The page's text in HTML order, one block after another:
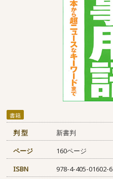
書籍
判 型
新書判
ページ
160ページ
ISBN
978-4-405-01602-6